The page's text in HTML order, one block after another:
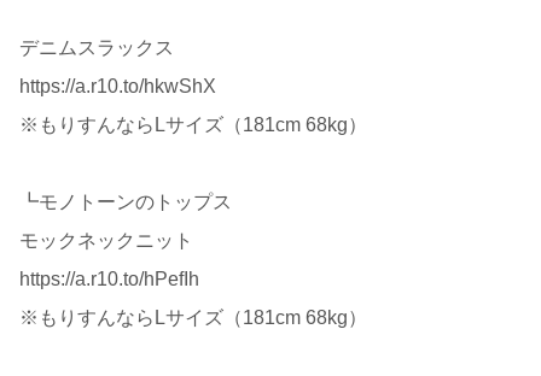
デニムスラックス
https://a.r10.to/hkwShX
※もりすんならLサイズ（181cm 68kg）
┗モノトーンのトップス
モックネックニット
https://a.r10.to/hPefIh
※もりすんならLサイズ（181cm 68kg）